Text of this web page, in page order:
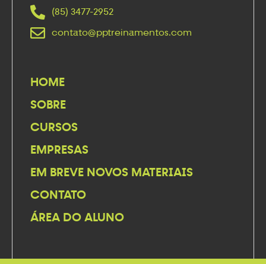
(85) 3477-2952
contato@pptreinamentos.com
HOME
SOBRE
CURSOS
EMPRESAS
EM BREVE NOVOS MATERIAIS
CONTATO
ÁREA DO ALUNO